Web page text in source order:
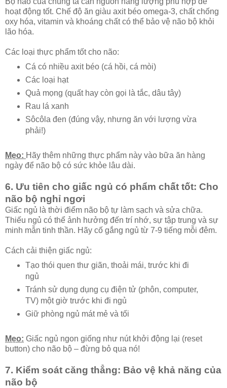
hoạt động tốt. Chế độ ăn giàu axit béo omega-3, chất chống
oxy hóa, vitamin và khoáng chất có thể bảo vệ não bộ khỏi
lão hóa.
Các loại thực phẩm tốt cho não:
Cá có nhiều axit béo (cá hồi, cá mòi)
Các loại hạt
Quả mọng (quất hay còn gọi là tắc, dâu tây)
Rau lá xanh
Sôcôla đen (đúng vậy, nhưng ăn với lượng vừa
phải!)
Mẹo: Hãy thêm những thực phẩm này vào bữa ăn hàng
ngày để não bộ có sức khỏe lâu dài.
6. Ưu tiên cho giấc ngủ có phẩm chất tốt: Cho
não bộ nghỉ ngơi
Giấc ngủ là thời điểm não bộ tự làm sạch và sửa chữa.
Thiếu ngủ có thể ảnh hưởng đến trí nhớ, sự tập trung và sự
minh mẫn tinh thần. Hãy cố gắng ngủ từ 7-9 tiếng mỗi đêm.
Cách cải thiện giấc ngủ:
Tạo thói quen thư giãn, thoải mái, trước khi đi
ngủ
Tránh sử dụng dụng cụ điện tử (phôn, computer,
TV) một giờ trước khi đi ngủ
Giữ phòng ngủ mát mẻ và tối
Mẹo: Giấc ngủ ngon giống như nút khởi động lại (reset
button) cho não bộ – đừng bỏ qua nó!
7. Kiểm soát căng thẳng: Bảo vệ khả năng của
não bộ